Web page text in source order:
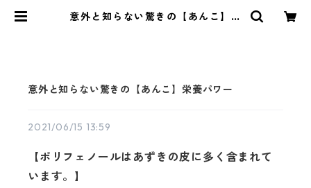
意外と知らない驚きの【あんこ】栄
意外と知らない驚きの【あんこ】栄養パワー
2021/06/15 13:59
【ポリフェノールはあずきの皮に多く含まれて
います。】